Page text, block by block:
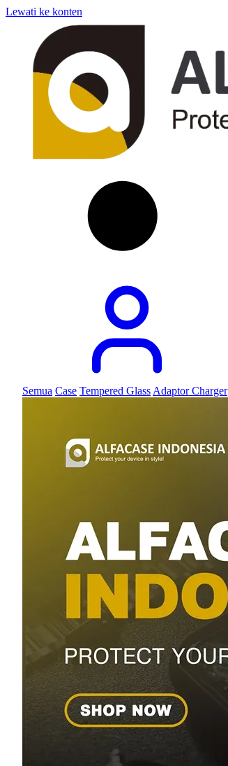
Lewati ke konten
Semua Case Tempered Glass Adaptor Charger